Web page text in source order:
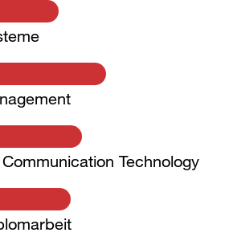
Technology